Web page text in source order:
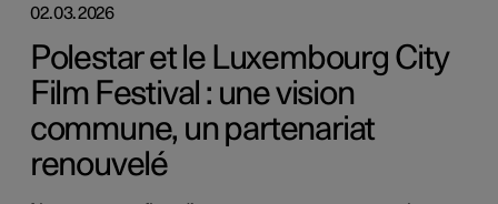
02.03.2026
Polestar et le Luxembourg City
Film Festival : une vision
commune, un partenariat
renouvelé